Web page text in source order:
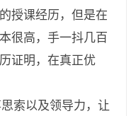
授课经历，但是在
很高，手一抖几百
证明，在真正优
索以及领导力，让